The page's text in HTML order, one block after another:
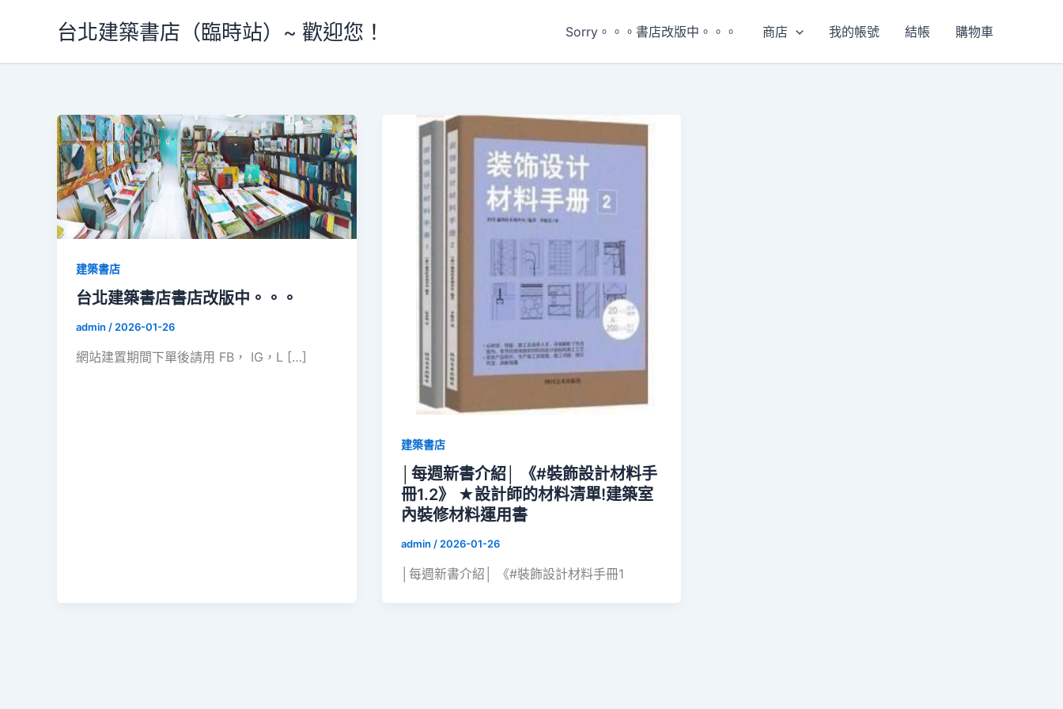
台北建築書店（臨時站）~ 歡迎您！ Sorry。。。書店改版中。。。 商店 我的帳號 結帳 購物車
建築書店
台北建築書店書店改版中。。。
admin /2026-01-26
網站建置期間下單後請用 FB， IG，L […]
建築書店
│每週新書介紹│ 《#裝飾設計材料手
冊1.2》 ★設計師的材料清單!建築室
內裝修材料運用書
admin /2026-01-26
│每週新書介紹│ 《#裝飾設計材料手冊1